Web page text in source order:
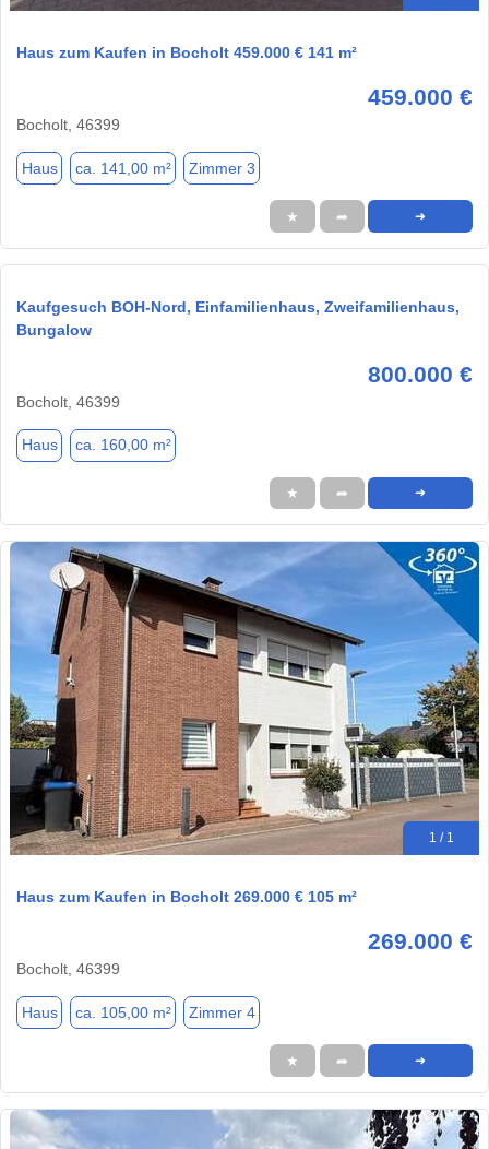
Haus zum Kaufen in Bocholt 459.000 € 141 m²
459.000 €
Bocholt, 46399
Haus ca. 141,00 m² Zimmer 3
★ ➦ ➜
Kaufgesuch BOH-Nord, Einfamilienhaus, Zweifamilienhaus,
Bungalow
800.000 €
Bocholt, 46399
Haus ca. 160,00 m²
★ ➦ ➜
1 / 1
Haus zum Kaufen in Bocholt 269.000 € 105 m²
269.000 €
Bocholt, 46399
Haus ca. 105,00 m² Zimmer 4
★ ➦ ➜